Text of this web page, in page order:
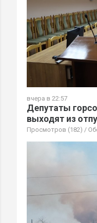
вчера в 22:57
Депутаты
выходят из
Просмотров (182) /